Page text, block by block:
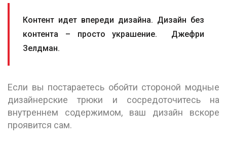
Контент идет впереди дизайна. Дизайн без
контента – просто украшение. Джефри
Зелдман.
Если вы постараетесь обойти стороной модные
дизайнерские трюки и сосредоточитесь на
внутреннем содержимом, ваш дизайн вскоре
проявится сам.